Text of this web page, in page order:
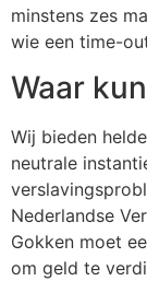
minstens zes
wie een time-
Waar
Wij bieden
neutrale
Nederlandse
Gokken moet
om geld te